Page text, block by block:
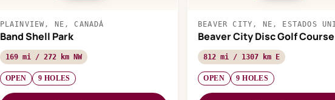
PLAINVIEW, NE, CANADÁ
Band Shell Park
169 mi / 272 km NW
OPEN 9 HOLES
BEAVER CITY, NE, ESTADOS
Beaver City Disc Golf Course
812 mi / 1307 km E
OPEN 9 HOLES